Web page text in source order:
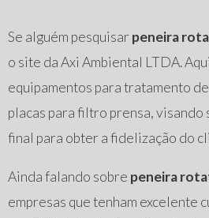
Se alguém pesquisar peneira
o site da Axi Ambiental LTDA.
equipamentos para tratamento
placas para filtro prensa, visando
final para obter a fidelização do
Ainda falando sobre peneira
empresas que tenham excelente